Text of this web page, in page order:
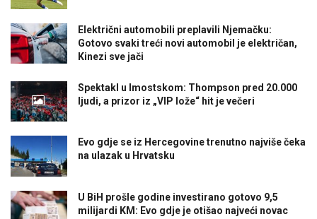
Električni automobili preplavili Njemačku:
Gotovo svaki treći novi automobil je električan,
Kinezi sve jači
Spektakl u Imostskom: Thompson pred 20.000
ljudi, a prizor iz „VIP lože“ hit je večeri
Evo gdje se iz Hercegovine trenutno najviše čeka
na ulazak u Hrvatsku
U BiH prošle godine investirano gotovo 9,5
milijardi KM: Evo gdje je otišao najveći novac